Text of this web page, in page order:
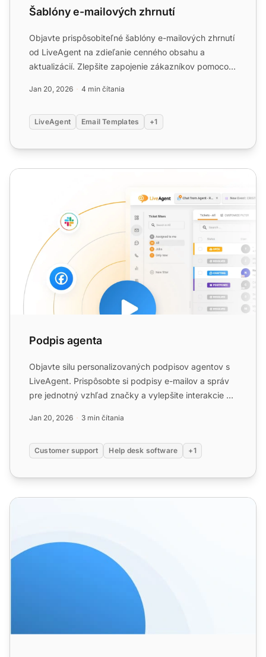
Šablóny e-mailových zhrnutí
Objavte prispôsobiteľné šablóny e-mailových zhrnutí
od LiveAgent na zdieľanie cenného obsahu a
aktualizácií. Zlepšite zapojenie zákazníkov pomocou
Jan 20, 2026 4 min čítania
LiveAgent Email Templates +1
Podpis agenta
Podpis agenta
Objavte silu personalizovaných podpisov agentov s
LiveAgent. Prispôsobte si podpisy e-mailov a správ
pre jednotný vzhľad značky a vylepšite interakcie so
Jan 20, 2026 3 min čítania
Customer support Help desk software +1
Šablóny zákazníckych služieb